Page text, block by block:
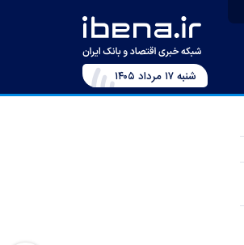
شنبه ۱۷ مرداد ۱۴۰۵